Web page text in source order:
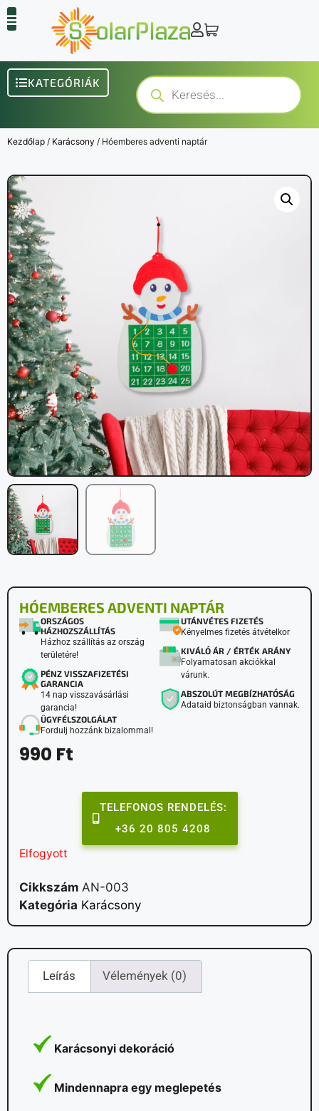
KATEGÓRIÁK
Kezdőlap / Karácsony / Hóemberes adventi naptár
HÓEMBERES ADVENTI NAPTÁR
ORSZÁGOS
HÁZHOZSZÁLLÍTÁS
Házhoz szállítás az ország
területére!
PÉNZ VISSZAFIZETÉSI
GARANCIA
14 nap visszavásárlási
garancia!
ÜGYFÉLSZOLGÁLAT
Fordulj hozzánk bizalommal!
UTÁNVÉTES FIZETÉS
Kényelmes fizetés átvételkor
KIVÁLÓ ÁR / ÉRTÉK ARÁNY
Folyamatosan akciókkal
várunk.
ABSZOLÚT MEGBÍZHATÓSÁG
Adataid biztonságban vannak.
990 Ft
TELEFONOS RENDELÉS:
+36 20 805 4208
Elfogyott
Cikkszám AN-003
Kategória Karácsony
Leírás Vélemények (0)
Karácsonyi dekoráció
Mindennapra egy meglepetés